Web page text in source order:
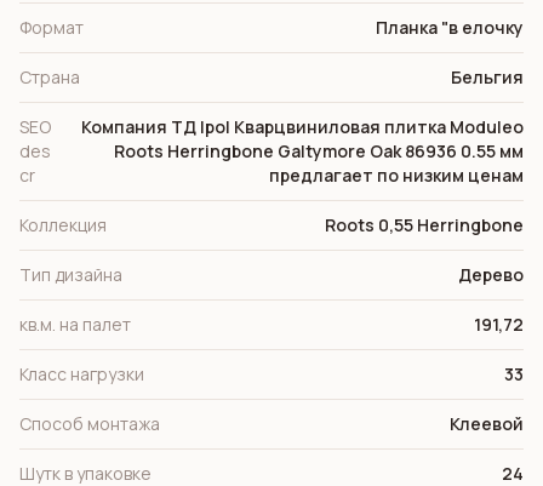
Формат Планка "в елочку
Страна Бельгия
SEO
des
cr
Компания ТД Ipol Кварцвиниловая плитка Moduleo
Roots Herringbone Galtymore Oak 86936 0.55 мм
предлагает по низким ценам
Коллекция Roots 0,55 Herringbone
Тип дизайна Дерево
кв.м. на палет 191,72
Класс нагрузки 33
Способ монтажа Клеевой
Шутк в упаковке 24